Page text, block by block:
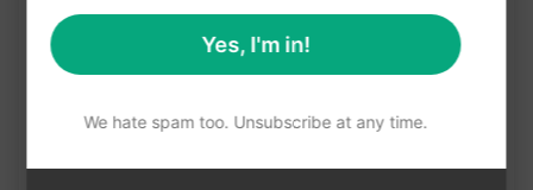
Claude'u dene
İstem İstatistikleri
2,151 0 1,320
Yes, I'm in!
We hate spam too. Unsubscribe at any time.